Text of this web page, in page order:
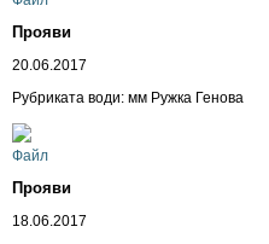
Прояви
20.06.2017
Рубриката води: мм Ружка Генова
Прояви
18.06.2017